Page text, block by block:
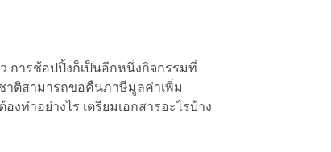
การช้อปปิ้งก็เป็นอีกหนึ่งกิจกรรมที่
าติสามารถขอคืนภาษีมูลค่าเพิ่ม
องทำอย่างไร เตรียมเอกสารอะไรบ้าง